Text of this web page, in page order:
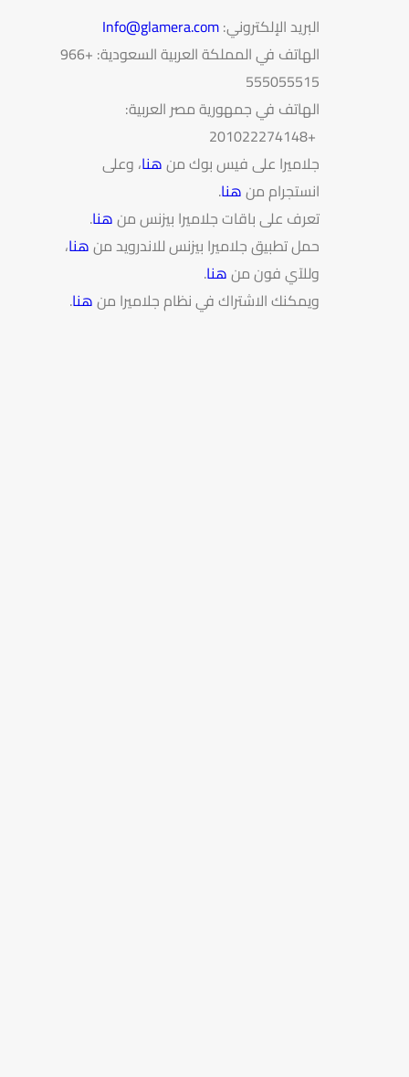
البريد الإلكتروني:Info@glamera.com
الهاتف في المملكة العربية السعودية: +966
555055515
الهاتف في جمهورية مصر العربية:
+201022274148
جلاميرا على فيس بوك منهنا، وعلى
انستجرام منهنا.
تعرف على باقات جلاميرا بيزنس منهنا.
حمل تطبيق جلاميرا بيزنس للاندرويد منهنا،
وللآي فون منهنا.
ويمكنك الاشتراك في نظام جلاميرا منهنا.